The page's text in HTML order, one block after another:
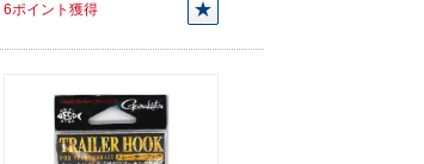
6ポイント獲得